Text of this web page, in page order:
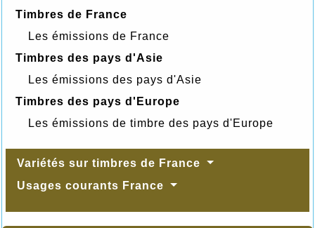
Timbres de France
Les émissions de France
Timbres des pays d'Asie
Les émissions des pays d'Asie
Timbres des pays d'Europe
Les émissions de timbre des pays d'Europe
Variétés sur timbres de France
Usages courants France